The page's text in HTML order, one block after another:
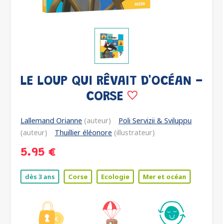
LE LOUP QUI RÊVAIT D'OCÉAN -
CORSE
Lallemand Orianne (auteur)
Poli Servizii & Sviluppu
(auteur)
Thuillier éléonore (illustrateur)
5.95 €
dès 3 ans Corse Ecologie Mer et océan